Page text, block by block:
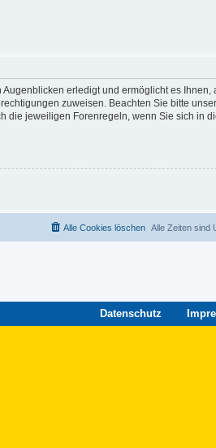
erledigt und ermöglicht es Ihnen,
zuweisen. Beachten Sie bitte
die jeweiligen Forenregeln, wenn Sie sich in
Alle Zeiten sind
Alle Cookies löschen
Datenschutz